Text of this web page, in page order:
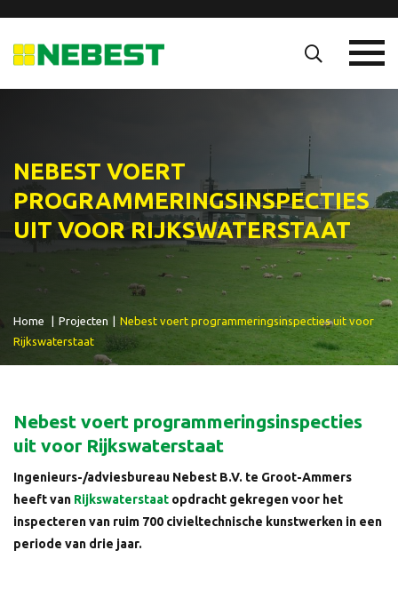
NEBEST VOERT
PROGRAMMERINGSINSPECTIES
UIT VOOR RIJKSWATERSTAAT
Home Projecten
Nebest voert programmeringsinspecties uit voor
Rijkswaterstaat
Nebest voert programmeringsinspecties
uit voor Rijkswaterstaat
Ingenieurs-/adviesbureau Nebest B.V. te Groot-Ammers
heeft van Rijkswaterstaat opdracht gekregen voor het
inspecteren van ruim 700 civieltechnische kunstwerken in een
periode van drie jaar.